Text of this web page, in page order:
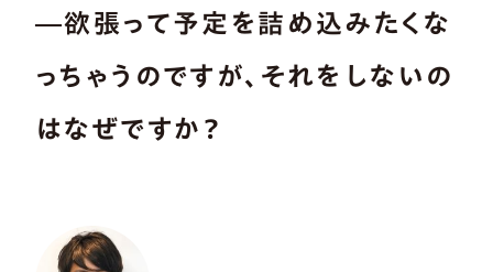
―欲張って予定を詰め込みたくな
っちゃうのですが、それをしないの
はなぜですか？